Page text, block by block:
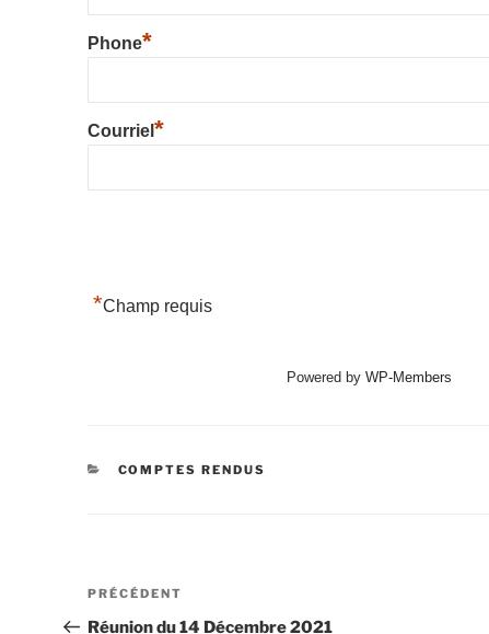
Phone*
Courriel *
*Champ requis
Powered byWP-Members
CATÉGORIES
COMPTES RENDUS
Navigation
de
Article
précédent
PRÉCÉDENT
Réunion du 14 Décembre 2021